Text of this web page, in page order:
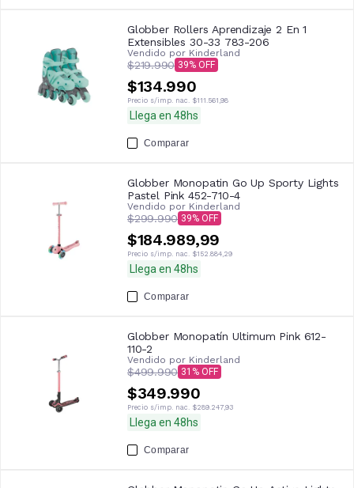
Globber Rollers Aprendizaje 2 En 1
Extensibles 30-33 783-206
Vendido por Kinderland
$219.990 39
$134.990
Precio s/imp. nac. $111.561,98
Llega en 48hs
Comparar
Globber Monopatin Go Up Sporty Lights
Pastel Pink 452-710-4
Vendido por Kinderland
$299.990 39
$184.989,99
Precio s/imp. nac. $152.884,29
Llega en 48hs
Comparar
Globber Monopatín Ultimum Pink 612-
110-2
Vendido por Kinderland
$499.990 31
$349.990
Precio s/imp. nac. $289.247,93
Llega en 48hs
Comparar